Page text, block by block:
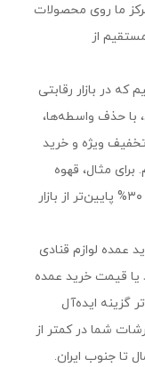
ما روی محصولات
از
که در بازار رقابتی
با حذف واسطه‌ها،
ویژه و خرید
برای مثال، قهوه
عربیکا تازه با قیمت‌های عمده‌ای که تا ۳۰% پایین‌تر از بازار
عمده لوازم قنادی
یا قیمت خرید عمده
گزینه ایده‌آل
شما در کمتر از